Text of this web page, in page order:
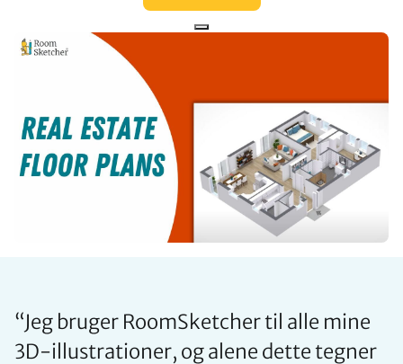
“Jeg bruger RoomSketcher til alle mine
3D-illustrationer, og alene dette tegner